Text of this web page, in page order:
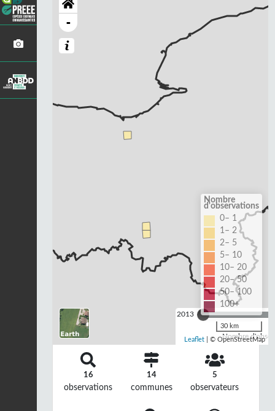
-
2013
Nombre
Nombre
d'observations
0– 1
1– 2
2– 5
5– 10
10– 20
20– 50
50– 100
100+
30 km
Leaflet | © OpenStreetMap
16
observations
14
communes
5
observateurs